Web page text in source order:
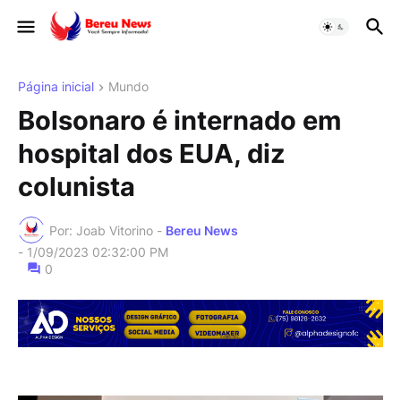
Página inicial Mundo
Bolsonaro é internado em
hospital dos EUA, diz
colunista
Por: Joab Vitorino - Bereu News
- 1/09/2023 02:32:00 PM
0